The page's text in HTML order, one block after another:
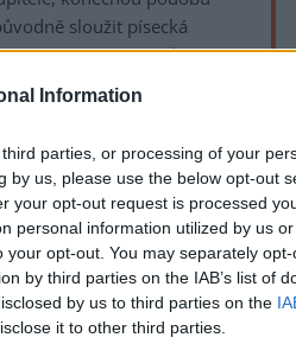
Information
parties, or processing of your
by us, please use the below opt-out
your opt-out request is processed
personal information utilized by us
opt-out. You may separately
by third parties on the IAB’s list of
by us to third parties on the
it to other third parties.
sloužit písecká
při uzavírání smluv při
Strakonic Břetislav
s odpadem, hledáme
i ostatní obce a
také řeší logistiku, a
Strakonic či Písku.
kogenerační jednotku
Město na projekt